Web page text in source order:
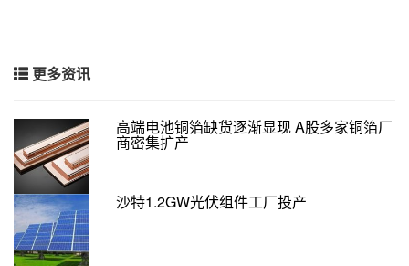
更多资讯
高端电池铜箔缺货逐渐显现 A股多家铜箔厂
商密集扩产
沙特1.2GW光伏组件工厂投产